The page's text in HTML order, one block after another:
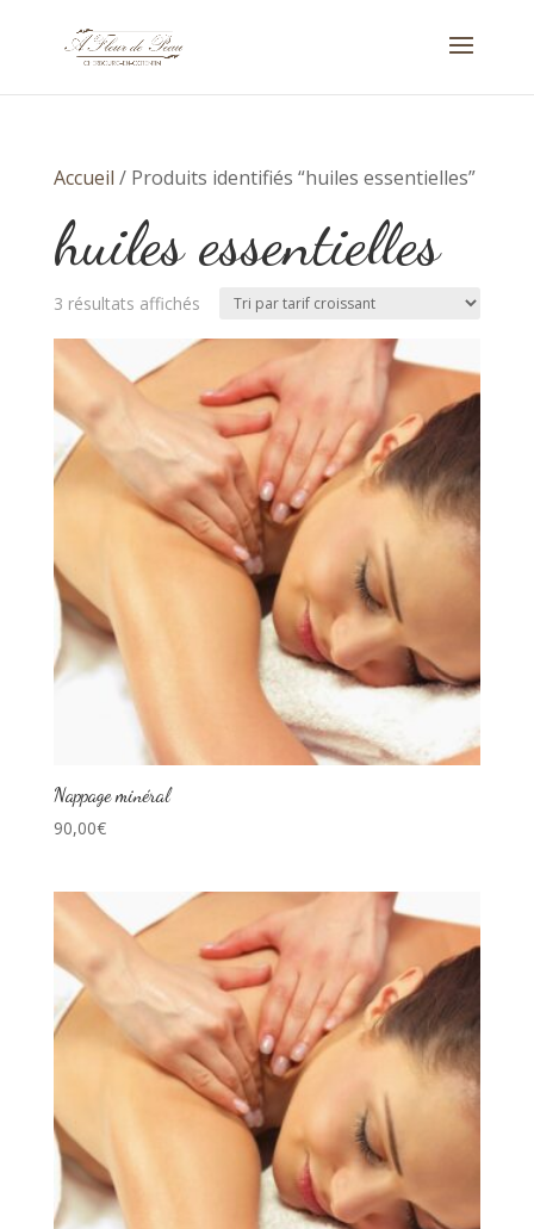
Accueil / Produits identifiés “huiles essentielles”
huiles essentielles
3 résultats affichésTrié
par
croissant
Nappage minéral
90,00€